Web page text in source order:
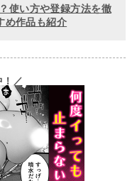
使い方や登録方法を徹
め作品も紹介
／